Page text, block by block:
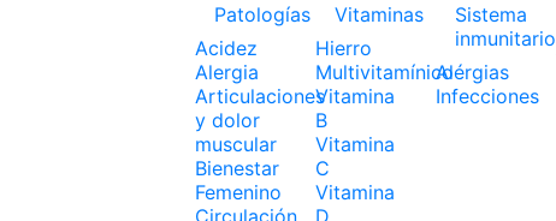
Patologías
Acidez
Alergia
Articulaciones
y dolor
muscular
Bienestar
Femenino
Circulación
Vitaminas
Hierro
Multivitamínico
Vitamina
B
Vitamina
C
Vitamina
D
Sistema
inmunitario
Alérgias
Infecciones